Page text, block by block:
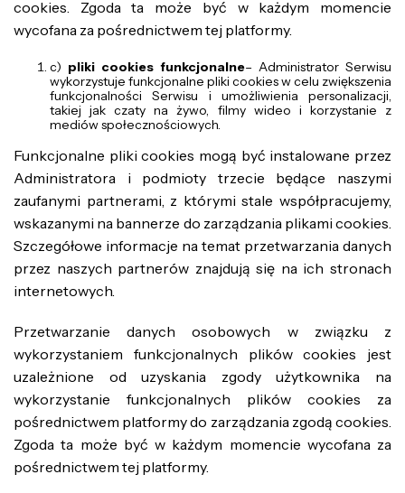
cookies. Zgoda ta może być w każdym momencie
wycofana za pośrednictwem tej platformy.
c) pliki cookies funkcjonalne– Administrator Serwisu
wykorzystuje funkcjonalne pliki cookies w celu zwiększenia
funkcjonalności Serwisu i umożliwienia personalizacji,
takiej jak czaty na żywo, filmy wideo i korzystanie z
mediów społecznościowych.
Funkcjonalne pliki cookies mogą być instalowane przez
Administratora i podmioty trzecie będące naszymi
zaufanymi partnerami, z którymi stale współpracujemy,
wskazanymi na bannerze do zarządzania plikami cookies.
Szczegółowe informacje na temat przetwarzania danych
przez naszych partnerów znajdują się na ich stronach
internetowych.
Przetwarzanie danych osobowych w związku z
wykorzystaniem funkcjonalnych plików cookies jest
uzależnione od uzyskania zgody użytkownika na
wykorzystanie funkcjonalnych plików cookies za
pośrednictwem platformy do zarządzania zgodą cookies.
Zgoda ta może być w każdym momencie wycofana za
pośrednictwem tej platformy.